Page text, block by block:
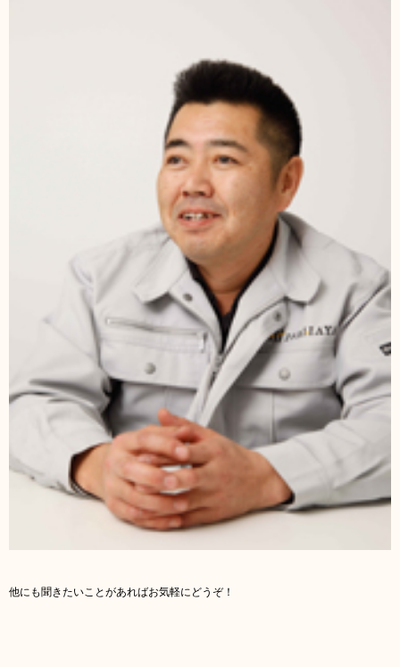
他にも聞きたいことがあればお気軽にどうぞ！